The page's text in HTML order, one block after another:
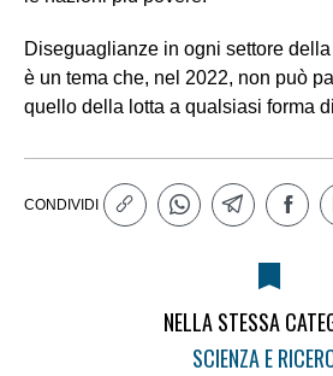
Diseguaglianze in ogni settore
è un tema che, nel 2022, non può
quello della lotta a qualsiasi forma
CONDIVIDI
NELLA STESSA
SCIENZA E